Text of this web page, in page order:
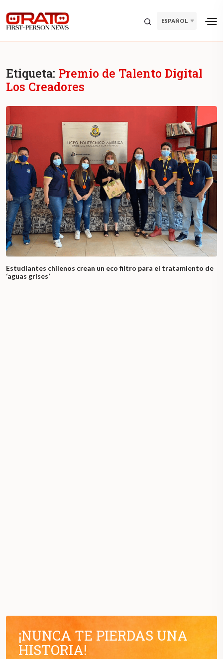
ESPAÑOL
Etiqueta: Premio de Talento Digital
Los Creadores
Estudiantes chilenos crean un eco filtro para el tratamiento de
‘aguas grises’
¡NUNCA TE PIERDAS UNA
HISTORIA!